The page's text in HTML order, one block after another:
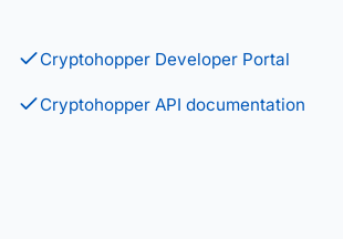
Cryptohopper Developer Portal
Cryptohopper API documentation